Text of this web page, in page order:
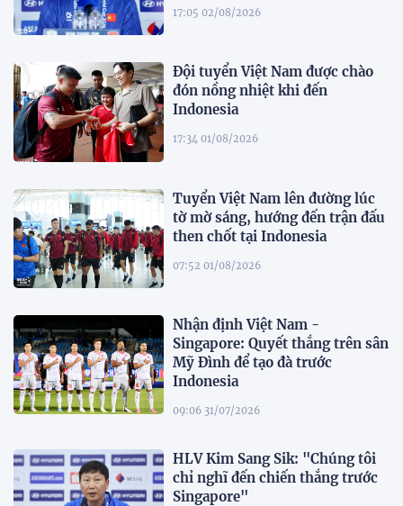
17:05 02/08/2026
Đội tuyển Việt Nam được chào
đón nồng nhiệt khi đến
Indonesia
17:34 01/08/2026
Tuyển Việt Nam lên đường lúc
tờ mờ sáng, hướng đến trận đấu
then chốt tại Indonesia
07:52 01/08/2026
Nhận định Việt Nam -
Singapore: Quyết thắng trên sân
Mỹ Đình để tạo đà trước
Indonesia
09:06 31/07/2026
HLV Kim Sang Sik: "Chúng tôi
chỉ nghĩ đến chiến thắng trước
Singapore"